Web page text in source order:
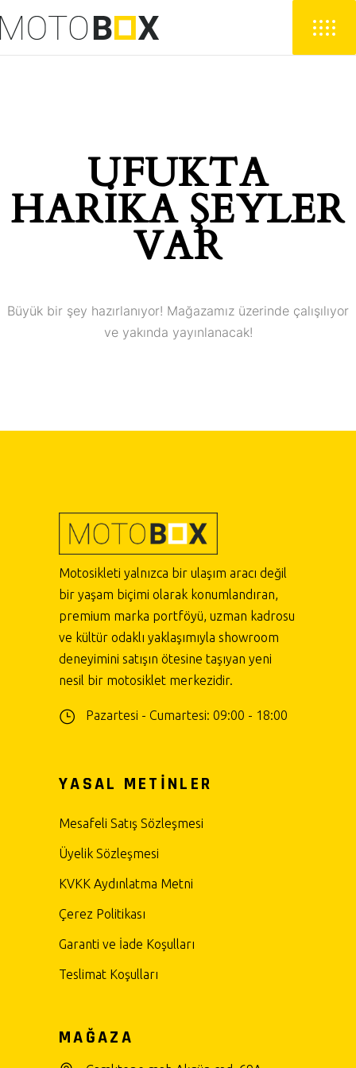
UFUKTA
HARIKA ŞEYLER
VAR
Büyük bir şey hazırlanıyor! Mağazamız üzerinde çalışılıyor
ve yakında yayınlanacak!
Motosikleti yalnızca bir ulaşım aracı değil
bir yaşam biçimi olarak konumlandıran,
premium marka portföyü, uzman kadrosu
ve kültür odaklı yaklaşımıyla showroom
deneyimini satışın ötesine taşıyan yeni
nesil bir motosiklet merkezidir.
Pazartesi - Cumartesi: 09:00 - 18:00
YASAL METİNLER
Mesafeli Satış Sözleşmesi
Üyelik Sözleşmesi
KVKK Aydınlatma Metni
Çerez Politikası
Garanti ve İade Koşulları
Teslimat Koşulları
MAĞAZA